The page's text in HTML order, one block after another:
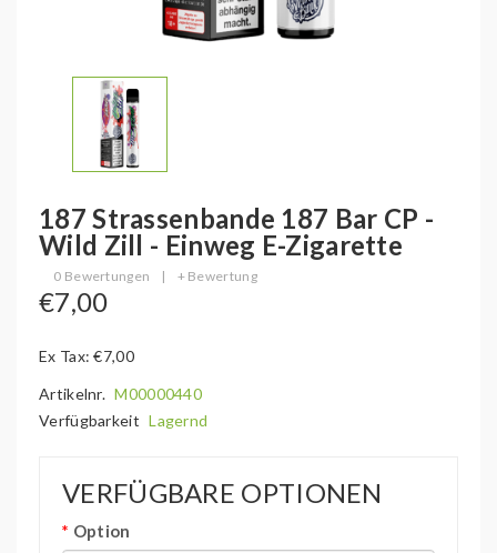
187 Strassenbande 187 Bar CP -
Wild Zill - Einweg E-Zigarette
0 Bewertungen | + Bewertung
€7,00
Ex Tax: €7,00
Artikelnr. M00000440
Verfügbarkeit Lagernd
VERFÜGBARE OPTIONEN
Option